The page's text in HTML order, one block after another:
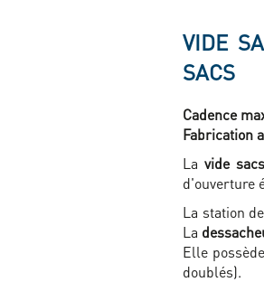
VIDE
SACS
Cadence
Fabrication
La vide
d'ouverture
La station de
La
Elle
doublés).